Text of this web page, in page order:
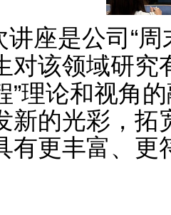
讲座是公司 “周
对该领域研究
”理论和视角
新的光彩，拓
有更丰富、更